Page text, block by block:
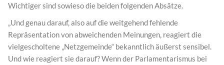
Wichtiger sind sowieso die beiden folgenden Absätze.
„Und genau darauf, also auf die weitgehend fehlende
Repräsentation von abweichenden Meinungen, reagiert die
vielgescholtene „Netzgemeinde“ bekanntlich äußerst sensibel.
Und wie reagiert sie darauf? Wenn der Parlamentarismus bei